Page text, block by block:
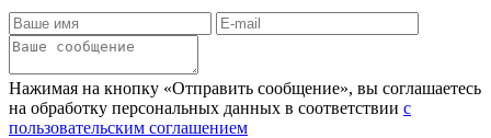
Нажимая на кнопку «Отправить сообщение», вы соглашаетесь
на обработку персональных данных в соответствии с
пользовательским соглашением